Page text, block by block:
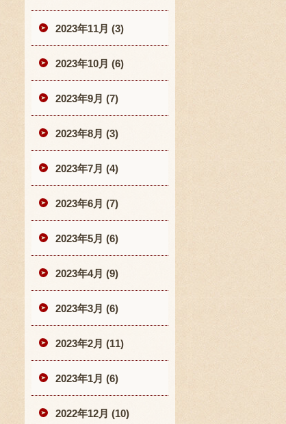
2023年11月 (3)
2023年10月 (6)
2023年9月 (7)
2023年8月 (3)
2023年7月 (4)
2023年6月 (7)
2023年5月 (6)
2023年4月 (9)
2023年3月 (6)
2023年2月 (11)
2023年1月 (6)
2022年12月 (10)